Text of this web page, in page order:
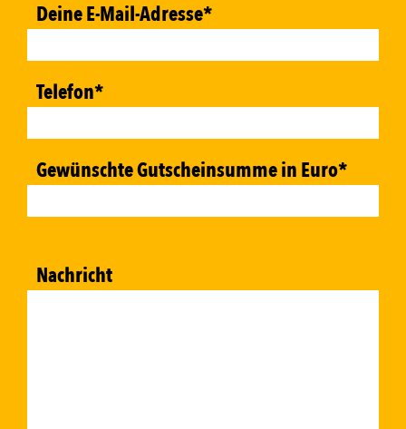
Deine E-Mail-Adresse*
Telefon*
Gewünschte Gutscheinsumme in Euro*
Nachricht